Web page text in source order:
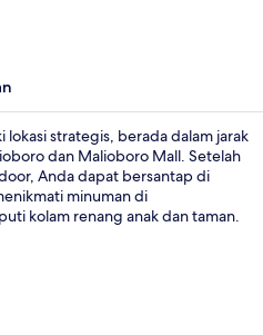
strategis, berada dalam jarak
dan Malioboro Mall. Setelah
Anda dapat bersantap di
minuman di
kolam renang anak dan taman.